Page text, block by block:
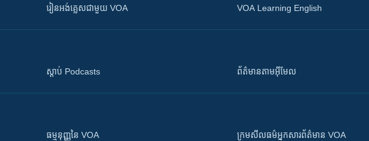
រៀន​​​​​​អង់គ្លេស​​ជាមួយ VOA VOA Learning English
ស្តាប់ Podcasts ព័ត៌មាន​តាម​អ៊ីមែល
ធម្មនុញ្ញ​នៃ VOA ក្រម​​​សីលធម៌​​​អ្នក​​​សារព័ត៌មាន VOA